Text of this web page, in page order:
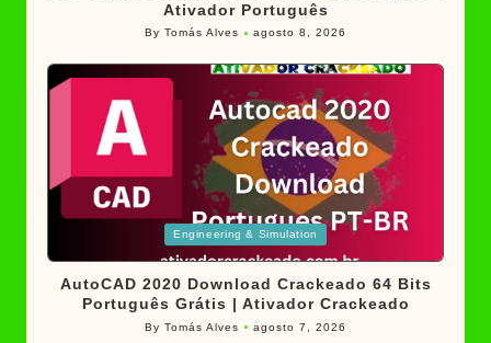
Ativador Português
Posted
ByTomás Alves agosto 8, 2026
Engineering & Simulation
AutoCAD 2020 Download Crackeado 64 Bits
Português Grátis | Ativador Crackeado
Posted
ByTomás Alves agosto 7, 2026